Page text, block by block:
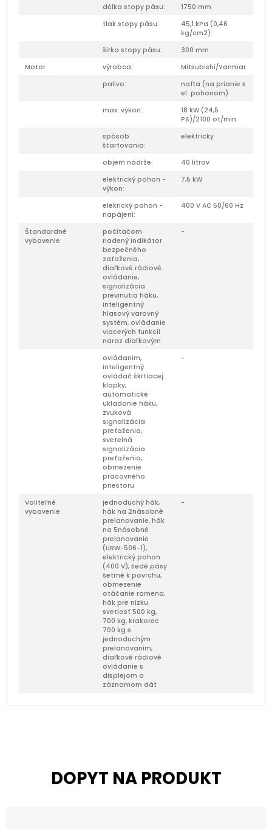
délka stopy pásu:
1750 mm
tlak stopy pásu:
45,1 kPa (0,46
kg/cm2)
šírka stopy pásu:
300 mm
Motor
výrobca:
Mitsubishi/Yanmar
palivo:
nafta (na prianie s
el. pohonom)
max. výkon:
18 kW (24,5
PS)/2100 ot/min
spôsob
štartovania:
elektricky
objem nádrže:
40 litrov
elektrický pohon -
výkon:
7,5 kW
elekrický pohon -
napájení:
400 V AC 50/60 Hz
Štandardné
vybavenie
počítačom
riadený indikátor
bezpečného
zaťaženia,
diaľkové rádiové
ovládanie,
signalizácia
previnutia háku,
inteligentný
hlasový varovný
systém, ovládanie
viacerých funkcií
naraz diaľkovým
-
ovládaním,
inteligentný
ovládač škrtiacej
klapky,
automatické
ukladanie háku,
zvuková
signalizácia
preťaženia,
svetelná
signalizácia
preťaženia,
obmezenie
pracovného
priestoru
-
Voliteľné
vybavenie
jednoduchý hák,
hák na 2násobné
prelanovanie, hák
na 5násobné
prelanovanie
(URW-506-1),
elektrický pohon
(400 V), šedé pásy
šetrné k povrchu,
obmezenie
otáčanie ramena,
hák pre nízku
svetlosť 500 kg,
700 kg, krakorec
700 kg s
jednoduchým
prelanovaním,
diaľkové rádiové
ovládanie s
displejom a
záznamom dát
-
DOPYT NA PRODUKT